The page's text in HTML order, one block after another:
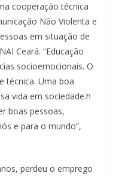
cooperação técnica
Não Violenta e
em situação de
Ceará. “Educação
socioemocionais. O
técnica. Uma boa
vida em sociedade.h
boas pessoas,
e para o mundo”,
perdeu o emprego